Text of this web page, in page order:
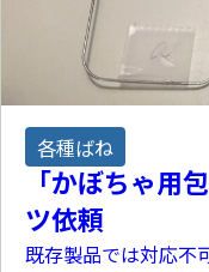
各種ばね
「かぼちゃ用
ツ依頼
既存製品では対応不